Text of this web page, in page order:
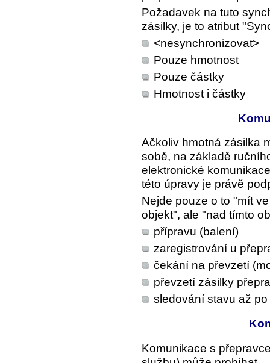
Požadavek na tuto
zásilky, je to atribut
<nesynchronizovat>
Pouze hmotnost
Pouze částky
Hmotnost i částky
Ačkoliv hmotná zásilka
sobě, na základě
elektronické
této úpravy je právě
Nejde pouze o to "mít
objekt", ale "nad tímto
přípravu (balení)
zaregistrování u
čekání na převzetí
převzetí zásilky
sledování stavu až
Komunikace s